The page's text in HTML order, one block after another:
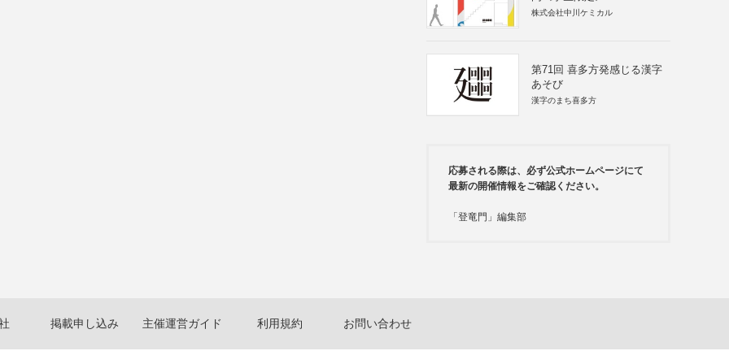
株式会社中川ケミカル
第71回 喜多方発感じる漢字
あそび
漢字のまち喜多方
応募される際は、必ず公式ホームページにて
最新の開催情報をご確認ください。
「登竜門」編集部
掲載申し込み 主催運営ガイド 利用規約 お問い合わせ